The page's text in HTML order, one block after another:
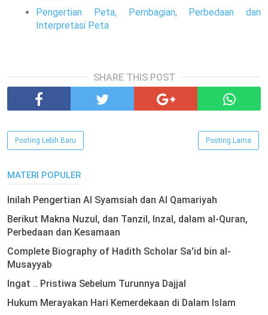
Pengertian Peta, Pembagian, Perbedaan dan
Interpretasi Peta
SHARE THIS POST
Posting Lebih Baru Posting Lama
MATERI POPULER
Inilah Pengertian Al Syamsiah dan Al Qamariyah
Berikut Makna Nuzul, dan Tanzil, Inzal, dalam al-Quran,
Perbedaan dan Kesamaan
Complete Biography of Hadith Scholar Sa'id bin al-
Musayyab
Ingat .. Pristiwa Sebelum Turunnya Dajjal
Hukum Merayakan Hari Kemerdekaan di Dalam Islam